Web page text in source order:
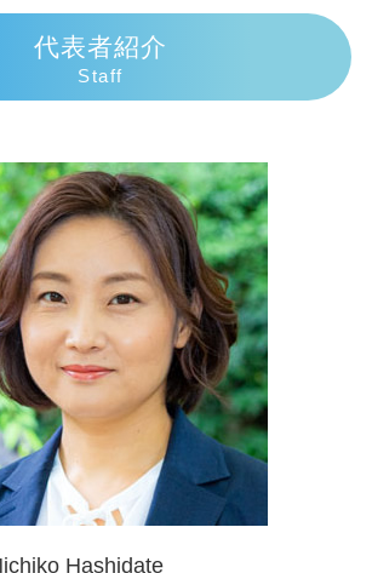
士 おすすめ
社更生 違い
業補償
謝料むちうち
方
割合9対1
察呼ばなかった 後日
何日
かりやすく
誰に頼む
し
書 有効期限
遺留分
姪
き 費用
熱海市
伊東市
護士 御殿場市
護士 富士市
士 伊豆市
護士 沼津市
護士 熱海市
伊豆市
護士 伊豆市
富士市
士 沼津市
沼津市
代表者紹介
Staff
Hashidate